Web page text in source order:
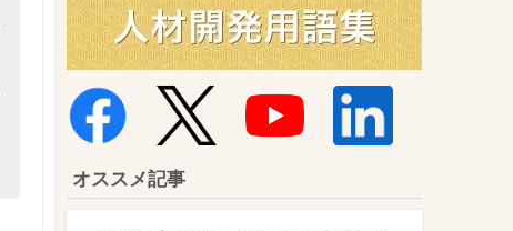
オススメ記事